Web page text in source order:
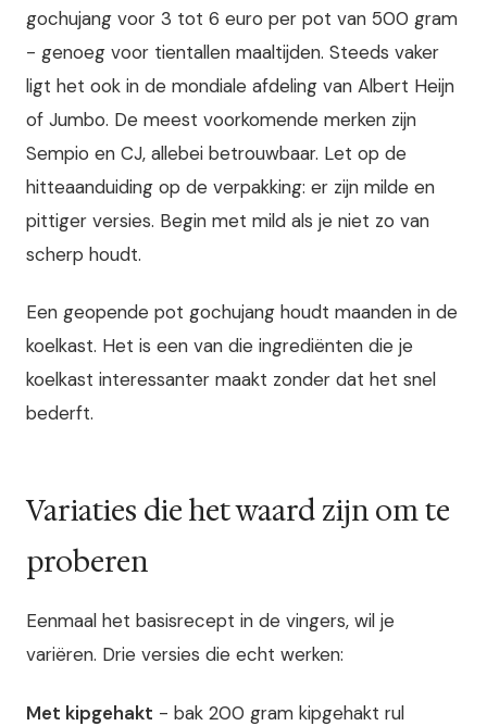
gochujang voor 3 tot 6 euro per pot van 500 gram
- genoeg voor tientallen maaltijden. Steeds vaker
ligt het ook in de mondiale afdeling van Albert Heijn
of Jumbo. De meest voorkomende merken zijn
Sempio en CJ, allebei betrouwbaar. Let op de
hitteaanduiding op de verpakking: er zijn milde en
pittiger versies. Begin met mild als je niet zo van
scherp houdt.
Een geopende pot gochujang houdt maanden in de
koelkast. Het is een van die ingrediënten die je
koelkast interessanter maakt zonder dat het snel
bederft.
Variaties die het waard zijn om te
proberen
Eenmaal het basisrecept in de vingers, wil je
variëren. Drie versies die echt werken:
Met kipgehakt - bak 200 gram kipgehakt rul